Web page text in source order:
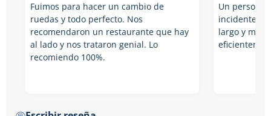
Fuimos para hacer un cambio de
ruedas y todo perfecto. Nos
recomendaron un restaurante que hay
al lado y nos trataron genial. Lo
recomiendo 100%.
Un
incidente
largo y me